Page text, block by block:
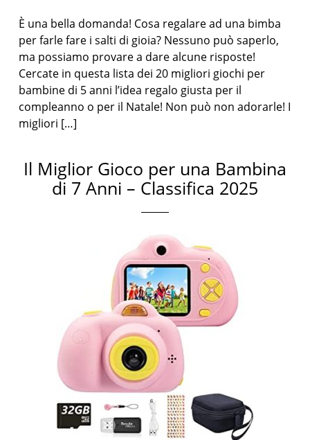
È una bella domanda! Cosa regalare ad una bimba
per farle fare i salti di gioia? Nessuno può saperlo,
ma possiamo provare a dare alcune risposte!
Cercate in questa lista dei 20 migliori giochi per
bambine di 5 anni l’idea regalo giusta per il
compleanno o per il Natale! Non può non adorarle! I
migliori […]
Il Miglior Gioco per una Bambina
di 7 Anni – Classifica 2025